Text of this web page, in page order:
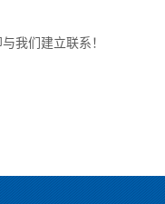
我们建立联系！